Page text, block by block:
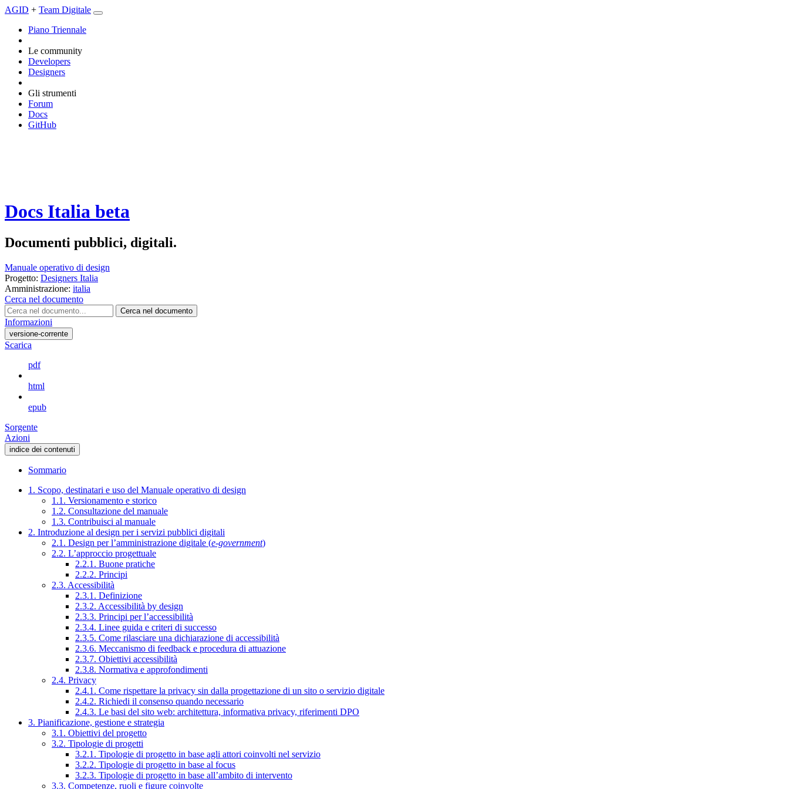
AGID + Team Digitale
Piano Triennale
Le community
Developers
Designers
Gli strumenti
Forum
Docs
GitHub
Docs Italia beta
Documenti pubblici, digitali.
Manuale operativo di design
Progetto: Designers Italia
Amministrazione: italia
Cerca nel documento
Cerca nel documento
Informazioni
versione-corrente
Scarica
pdf
html
epub
Sorgente
Azioni
indice dei contenuti
Sommario
1. Scopo, destinatari e uso del Manuale operativo di design
1.1. Versionamento e storico
1.2. Consultazione del manuale
1.3. Contribuisci al manuale
2. Introduzione al design per i servizi pubblici digitali
2.1. Design per l’amministrazione digitale (e-government)
2.2. L’approccio progettuale
2.2.1. Buone pratiche
2.2.2. Principi
2.3. Accessibilità
2.3.1. Definizione
2.3.2. Accessibilità by design
2.3.3. Principi per l’accessibilità
2.3.4. Linee guida e criteri di successo
2.3.5. Come rilasciare una dichiarazione di accessibilità
2.3.6. Meccanismo di feedback e procedura di attuazione
2.3.7. Obiettivi accessibilità
2.3.8. Normativa e approfondimenti
2.4. Privacy
2.4.1. Come rispettare la privacy sin dalla progettazione di un sito o servizio digitale
2.4.2. Richiedi il consenso quando necessario
2.4.3. Le basi del sito web: architettura, informativa privacy, riferimenti DPO
3. Pianificazione, gestione e strategia
3.1. Obiettivi del progetto
3.2. Tipologie di progetti
3.2.1. Tipologie di progetto in base agli attori coinvolti nel servizio
3.2.2. Tipologie di progetto in base al focus
3.2.3. Tipologie di progetto in base all’ambito di intervento
3.3. Competenze, ruoli e figure coinvolte